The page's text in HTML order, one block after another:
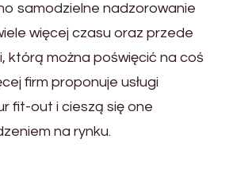
samodzielne nadzorowanie
więcej czasu oraz przede
którą można poświęcić na coś
firm proponuje usługi
fit-out i cieszą się one
na rynku.